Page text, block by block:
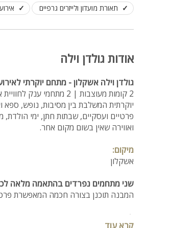
תאורת מועדון ולייזרים גרפיים
אודות גולדן וילה
גולדן וילה אשקלון - מתחם יוקרתי
2 קומות מעוצבות | 2
יוקרתית המשלבת בין מסיבות, נופש, ספא
פרטיים ועסקיים, שבתות חתן, ימי הולדת,
ואווירה שאין בשום מקום אחר.
מיקום:
אשקלון
שני מתחמים נפרדים בהתאמה מלאה
המבנה תוכנן בצורה חכמה המאפשרת
לבחירתכם:
קרא עוד